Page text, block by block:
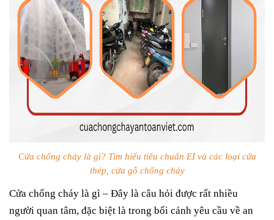
Cửa chống cháy là gì? Tìm hiểu tiêu chuẩn EI và các loại cửa
thép, cửa gỗ chống cháy
Cửa chống cháy là gì – Đây là câu hỏi được rất nhiều
người quan tâm, đặc biệt là trong bối cảnh yêu cầu về an